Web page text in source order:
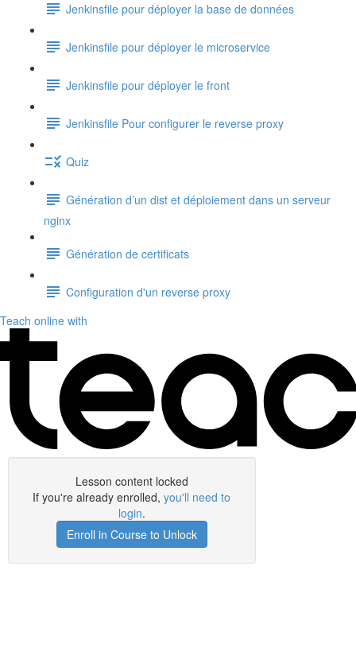
Jenkinsfile pour déployer la base de données
Jenkinsfile pour déployer le microservice
Jenkinsfile pour déployer le front
Jenkinsfile Pour configurer le reverse proxy
Quiz
Génération d’un dist et déploiement dans un serveur
nginx
Génération de certificats
Configuration d'un reverse proxy
Teach online with
Lesson content locked
If you're already enrolled,you'll need to
login.
Enroll in Course to Unlock